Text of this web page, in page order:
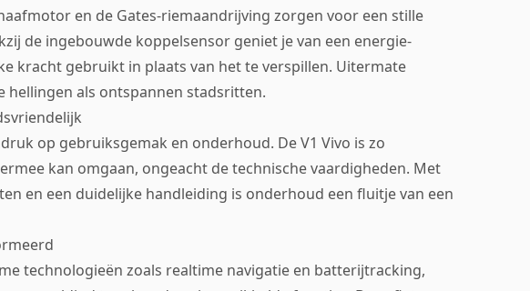
en de Gates-riemaandrijving zorgen voor een stille
de ingebouwde koppelsensor geniet je van een energie-
kracht gebruikt in plaats van het te verspillen. Uitermate
hellingen als ontspannen stadsritten.
op gebruiksgemak en onderhoud. De V1 Vivo is zo
kan omgaan, ongeacht de technische vaardigheden. Met
en een duidelijke handleiding is onderhoud een fluitje van een
technologieën zoals realtime navigatie en batterijtracking,